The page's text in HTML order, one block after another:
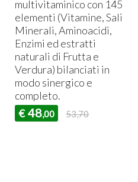
multivitaminico con 145
elementi (Vitamine, Sali
Minerali, Aminoacidi,
Enzimi ed estratti
naturali di Frutta e
Verdura) bilanciati in
modo sinergico e
completo.
€ 48,00 53,70